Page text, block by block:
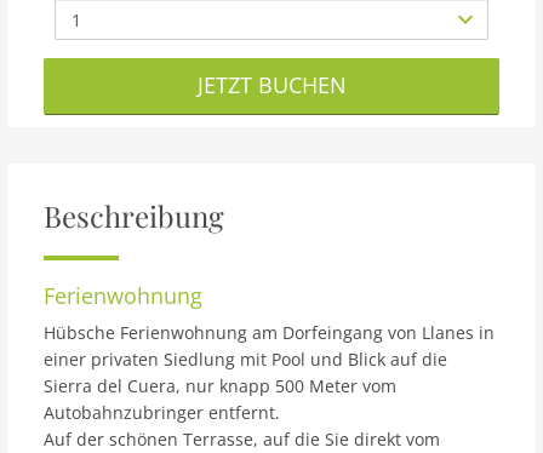
JETZT BUCHEN
Beschreibung
Ferienwohnung
Hübsche Ferienwohnung am Dorfeingang von Llanes in
einer privaten Siedlung mit Pool und Blick auf die
Sierra del Cuera, nur knapp 500 Meter vom
Autobahnzubringer entfernt.
Auf der schönen Terrasse, auf die Sie direkt vom